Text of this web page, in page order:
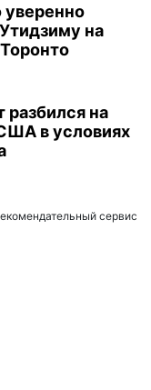
на
на
в условиях
сервис